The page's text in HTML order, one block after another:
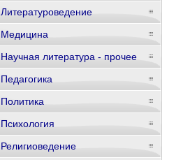
Литературоведение
Медицина
Научная литература - прочее
Педагогика
Политика
Психология
Религиоведение